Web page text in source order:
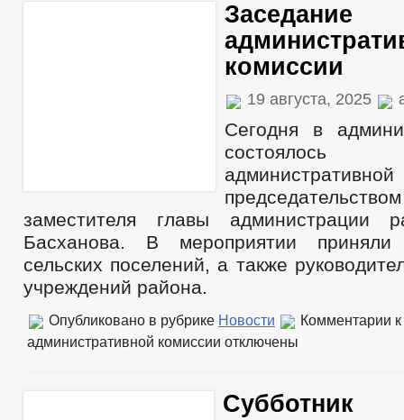
Заседание
комиссии
19 августа, 2025
Сегодня в
состоялось
заместителя главы администрации
Басханова. В мероприятии приняли
сельских поселений, а также
учреждений района.
Опубликовано в рубрике Новости Комментарии
административной комиссии отключены
Субботник